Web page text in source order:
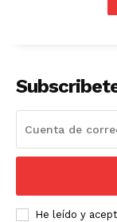
He leído y